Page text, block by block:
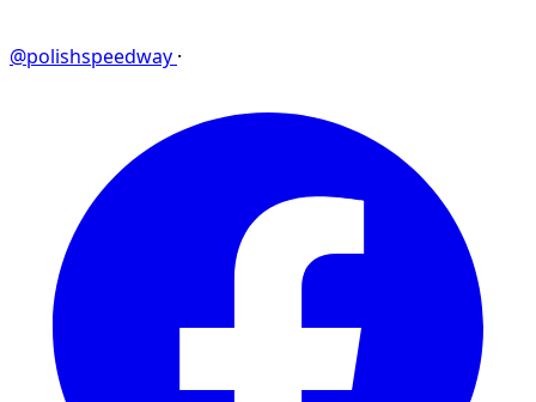
@polishspeedway ·